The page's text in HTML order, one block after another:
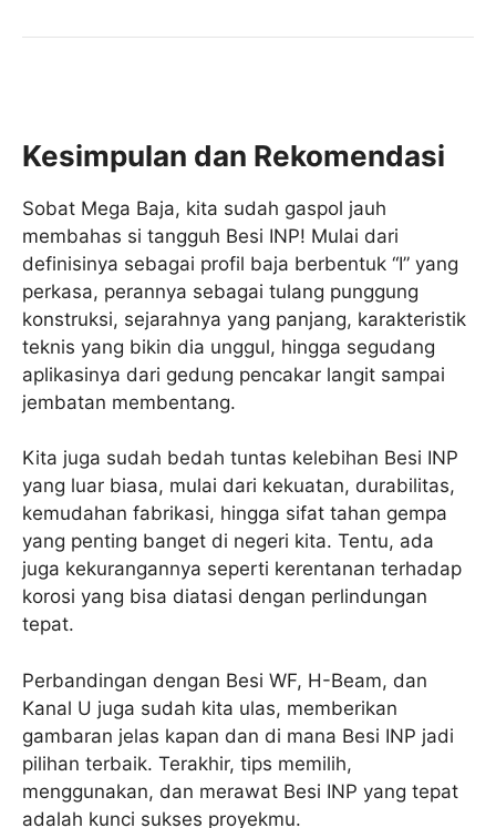
Kesimpulan dan Rekomendasi
Sobat Mega Baja, kita sudah gaspol jauh
membahas si tangguh Besi INP! Mulai dari
definisinya sebagai profil baja berbentuk “I” yang
perkasa, perannya sebagai tulang punggung
konstruksi, sejarahnya yang panjang, karakteristik
teknis yang bikin dia unggul, hingga segudang
aplikasinya dari gedung pencakar langit sampai
jembatan membentang.
Kita juga sudah bedah tuntas kelebihan Besi INP
yang luar biasa, mulai dari kekuatan, durabilitas,
kemudahan fabrikasi, hingga sifat tahan gempa
yang penting banget di negeri kita. Tentu, ada
juga kekurangannya seperti kerentanan terhadap
korosi yang bisa diatasi dengan perlindungan
tepat.
Perbandingan dengan Besi WF, H-Beam, dan
Kanal U juga sudah kita ulas, memberikan
gambaran jelas kapan dan di mana Besi INP jadi
pilihan terbaik. Terakhir, tips memilih,
menggunakan, dan merawat Besi INP yang tepat
adalah kunci sukses proyekmu.